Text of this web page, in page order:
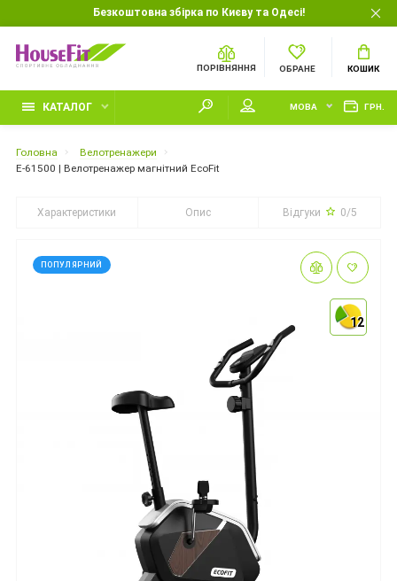
Безкоштовна збірка по Києву та Одесі!
ПОРІВНЯННЯ ОБРАНЕ КОШИК
КАТАЛОГ МОВА ГРН.
Головна
Велотренажери
E-61500 | Велотренажер магнітний EcoFit
Характеристики Опис Відгуки 0/5
12
12
ПОПУЛЯРНИЙ